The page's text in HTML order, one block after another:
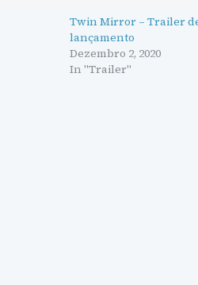
Twin Mirror – Trailer
lançamento
Dezembro 2, 2020
In "Trailer"